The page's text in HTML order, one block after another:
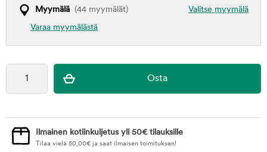
Valitse myymälä
Myymälä (44 myymälät)
Varaa myymälästä
Ilmainen kotiinkuljetus yli 50€ tilauksille
Tilaa vielä 50,00€ ja saat ilmaisen toimituksen!